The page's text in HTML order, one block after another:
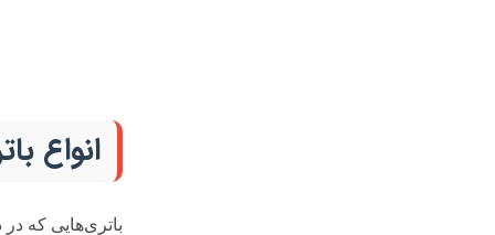
انواع
باتری‌هایی که در